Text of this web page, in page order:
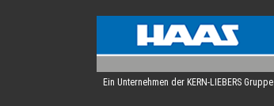
Ein Unternehmen der KERN-LIEBERS Gruppe